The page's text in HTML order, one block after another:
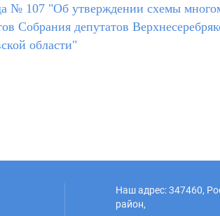
№ 107 "Об утверждении схемы
Собрания депутатов
области"
Наш адрес: 347460,
район,